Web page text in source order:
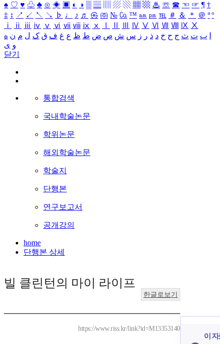
♠ ♡ ♥ ♧ ♣ ⊙ ◈ ▣ ◐ ◑ ▒ ▤ ▨ ▧ ▦ ▩ ♨ ☏ ☎ ☜ ☞ ¶ †
‡ ↕ ↗ ↙ ↖ ↘ ♭ ♩ ♪ ♬ ㉿ ㈜ № ㏇ ™ ㏂ ㏘ ℡ ＃ ＆ ＊ ＠ ª º
ⅰ
ⅱ ⅲ ⅳ ⅴ ⅵ ⅶ ⅷ ⅸ ⅹ Ⅳ Ⅴ Ⅵ Ⅶ Ⅷ Ⅸ Ⅹ
ب ت ث ج ح خ د ذ ر ز س ش ص ض ط ظ ع غ ف ق ک ل م ن ه
و ی
닫기
통합검색
국내학술논문
학위논문
해외학술논문
학술지
단행본
연구보고서
공개강의
home
단행본 상세
빌 클린턴의 마이 라이프
한글로보기
https://www.riss.kr/link?id=M13353140
이